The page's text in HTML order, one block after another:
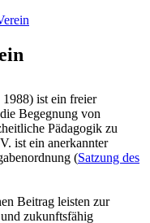
ist ein freier
Begegnung von
Pädagogik zu
ist ein anerkannter
(Satzung des
Beitrag leisten zur
zukunftsfähig